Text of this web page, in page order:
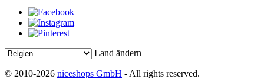
Land ändern
© 2010-2026 niceshops GmbH - All rights reserved.